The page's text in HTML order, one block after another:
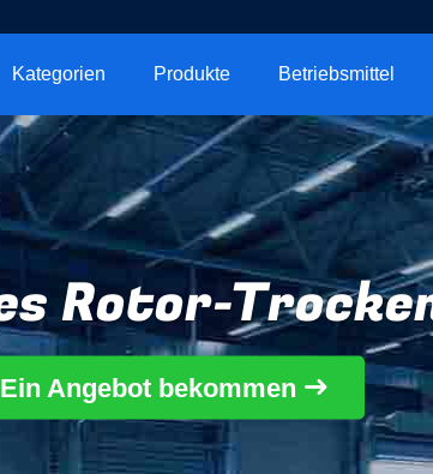
Kategorien Produkte Betriebsmittel
Rotor-
Ein Angebot bekommen